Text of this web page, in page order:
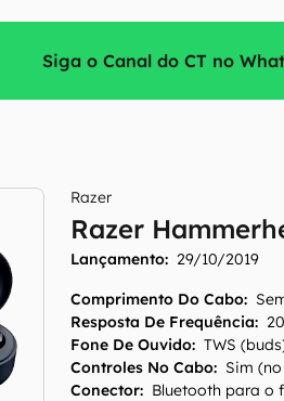
Siga o Canal do CT no
Razer
Razer
Lançamento: 29/10/2019
Comprimento Do Cabo:
Resposta De Frequência:
Fone De Ouvido: TWS
Controles No Cabo: Sim
Conector: Bluetooth para o